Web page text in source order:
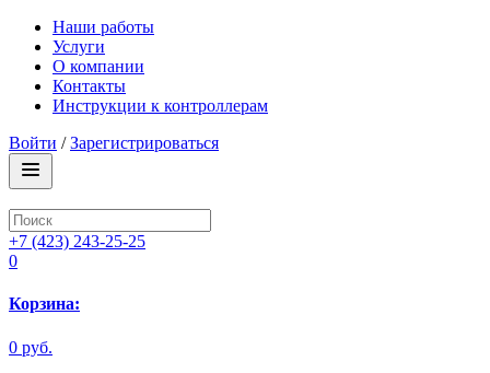
Наши работы
Услуги
О компании
Контакты
Инструкции к контроллерам
Войти /Зарегистрироваться
+7 (423) 243-25-25
0
Корзина:
0 руб.